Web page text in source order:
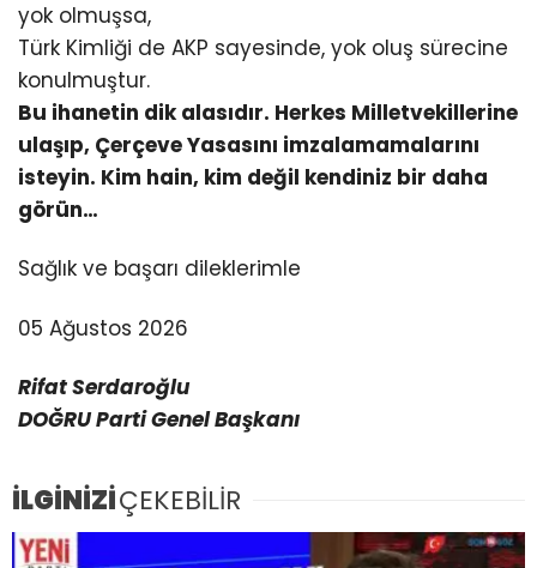
yok olmuşsa,
Türk Kimliği de AKP sayesinde, yok oluş sürecine
konulmuştur.
Bu ihanetin dik alasıdır. Herkes Milletvekillerine
ulaşıp, Çerçeve Yasasını imzalamamalarını
isteyin. Kim hain, kim değil kendiniz bir daha
görün…
Sağlık ve başarı dileklerimle
05 Ağustos 2026
Rifat Serdaroğlu
DOĞRU Parti Genel Başkanı
İLGİNİZİÇEKEBİLİR